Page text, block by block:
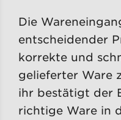
Die
entscheidender
korrekte und
gelieferter Ware
ihr bestätigt der
richtige Ware in